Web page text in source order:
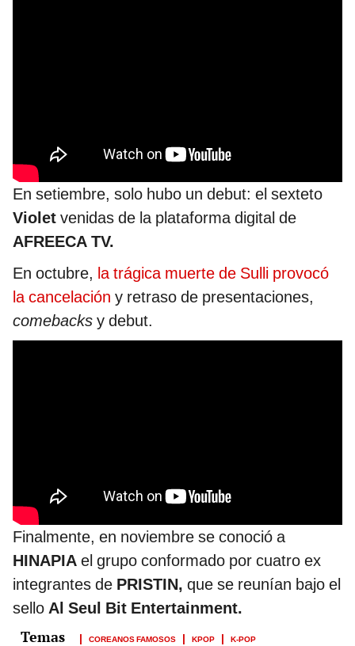
En setiembre, solo hubo un debut: el sexteto
Violet venidas de la plataforma digital de
AFREECA TV.
En octubre, la trágica muerte de Sulli provocó
la cancelación y retraso de presentaciones,
comebacks y debut.
Finalmente, en noviembre se conoció a
HINAPIA el grupo conformado por cuatro ex
integrantes de PRISTIN, que se reunían bajo el
sello Al Seul Bit Entertainment.
COREANOS FAMOSOS KPOP K-POP